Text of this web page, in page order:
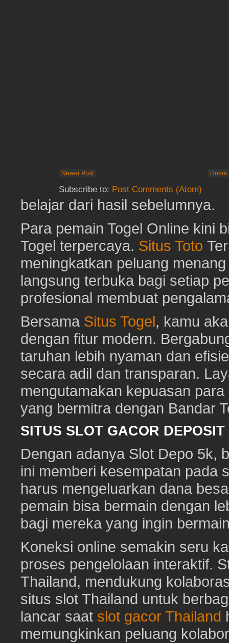
Newer Post Home
Subscribe to: Post Comments (Atom)
belajar dari hasil sebelumnya.
Para pemain Togel Online kini
Togel terpercaya. Situs Toto
meningkatkan peluang
langsung terbuka bagi setiap
profesional membuat
Bersama Situs Togel, kamu
dengan fitur modern.
taruhan lebih nyaman dan
secara adil dan transparan.
mengutamakan kepuasan
yang bermitra dengan Bandar
SITUS SLOT GACOR
Dengan adanya Slot Depo 5k,
ini memberi kesempatan pada
harus mengeluarkan dana
pemain bisa bermain dengan
bagi mereka yang ingin
Koneksi online semakin seru
proses pengelolaan interaktif.
Thailand, mendukung
situs slot Thailand untuk
lancar saat slot gacor Thailand
memungkinkan peluang